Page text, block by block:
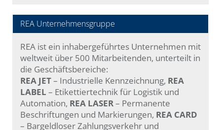
REA Unternehmensgruppe
REA ist ein inhabergeführtes Unternehmen mit
weltweit über 500 Mitarbeitenden, unterteilt in
die Geschäftsbereiche:
REA JET– Industrielle Kennzeichnung, REA
LABEL – Etikettiertechnik für Logistik und
Automation, REA LASER– Permanente
Beschriftungen und Markierungen, REA CARD
– Bargeldloser Zahlungsverkehr und